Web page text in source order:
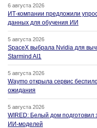
6 августа 2026
ИТ-компании предложили
данных для обучения ИИ
5 августа 2026
SpaceX выбрала Nvidia для
Starmind AI1
5 августа 2026
Waymo открыла сервис
ожидания
5 августа 2026
WIRED: Белый дом подготовил
ИИ-моделей